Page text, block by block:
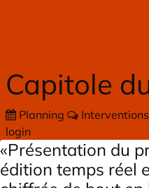
Capitole
Planning Interventions
login
«Présentation du
édition temps réel